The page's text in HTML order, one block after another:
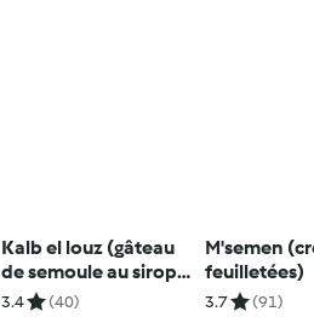
Kalb el louz (gâteau
de semoule au sirop
de fleur d’oranger)
3.4 (40)
M'semen
feuilletées)
3.7 (91)